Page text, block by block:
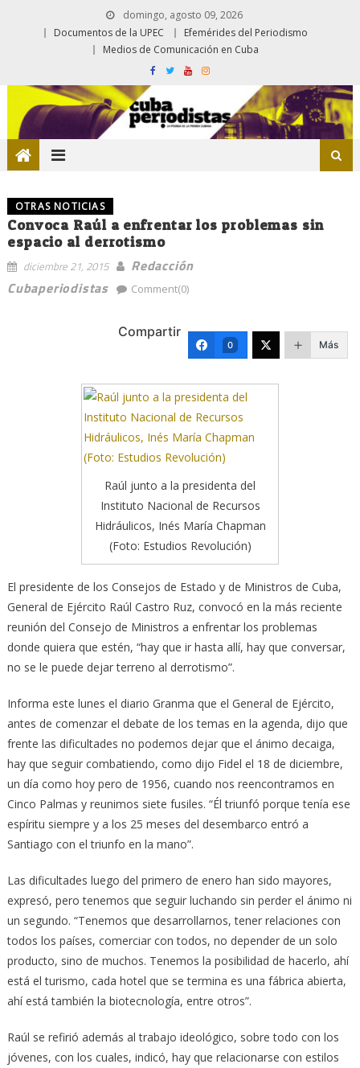
domingo, agosto 09, 2026
Documentos de la UPEC
Efemérides del Periodismo
Medios de Comunicación en Cuba
OTRAS NOTICIAS
Convoca Raúl a enfrentar los problemas sin
espacio al derrotismo
diciembre 21, 2015
Redacción
Cubaperiodistas
Comment(0)
Compartir
0 Más
Raúl junto a la presidenta del
Instituto Nacional de Recursos
Hidráulicos, Inés María Chapman
(Foto: Estudios Revolución)
El presidente de los Consejos de Estado y de Ministros de Cuba,
General de Ejército Raúl Castro Ruz, convocó en la más reciente
reunión del Consejo de Ministros a enfrentar los problemas
donde quiera que estén, “hay que ir hasta allí, hay que conversar,
no se le puede dejar terreno al derrotismo”.
Informa este lunes el diario Granma que el General de Ejército,
antes de comenzar el debate de los temas en la agenda, dijo que
frente las dificultades no podemos dejar que el ánimo decaiga,
hay que seguir combatiendo, como dijo Fidel el 18 de diciembre,
un día como hoy pero de 1956, cuando nos reencontramos en
Cinco Palmas y reunimos siete fusiles. “Él triunfó porque tenía ese
espíritu siempre y a los 25 meses del desembarco entró a
Santiago con el triunfo en la mano”.
Las dificultades luego del primero de enero han sido mayores,
expresó, pero tenemos que seguir luchando sin perder el ánimo ni
un segundo. “Tenemos que desarrollarnos, tener relaciones con
todos los países, comerciar con todos, no depender de un solo
producto, sino de muchos. Tenemos la posibilidad de hacerlo, ahí
está el turismo, cada hotel que se termina es una fábrica abierta,
ahí está también la biotecnología, entre otros”.
Raúl se refirió además al trabajo ideológico, sobre todo con los
jóvenes, con los cuales, indicó, hay que relacionarse con estilos